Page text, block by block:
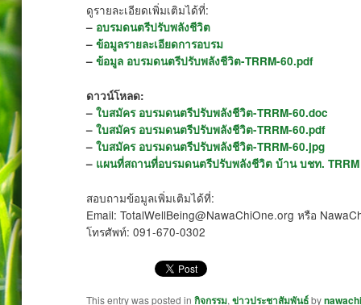
ดูรายละเอียดเพิ่มเติมได้ที่:
– อบรมดนตรีปรับพลังชีวิต
–ข้อมูลรายละเอียดการอบรม
–ข้อมูล อบรมดนตรีปรับพลังชีวิต-TRRM-60.pdf
ดาวน์โหลด:
–ใบสมัคร อบรมดนตรีปรับพลังชีวิต-TRRM-60.doc
–ใบสมัคร อบรมดนตรีปรับพลังชีวิต-TRRM-60.pdf
–ใบสมัคร อบรมดนตรีปรับพลังชีวิต-TRRM-60.jpg
– แผนที่สถานที่อบรมดนตรีปรับพลังชีวิต บ้าน บชท.
สอบถามข้อมูลเพิ่มเติมได้ที่:
Email: TotalWellBeing@NawaChiOne.org หรือ
โทรศัพท์: 091-670-0302
This entry was posted inกิจกรรม,ข่าวประชาสัมพันธ์by